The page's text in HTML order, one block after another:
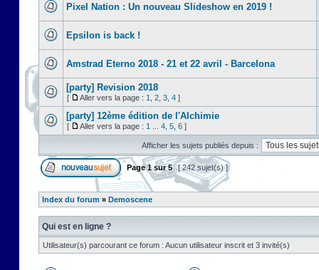
Pixel Nation : Un nouveau Slideshow en 2019 !
Epsilon is back !
Amstrad Eterno 2018 - 21 et 22 avril - Barcelona
[party] Revision 2018
[ Aller vers la page : 1 2 3 4 ]
[party] 12ème édition de l'Alchimie
[ Aller vers la page : 1 4 5 6 ]
Afficher les sujets publiés depuis :
Page1sur5 [ 242 sujet(s) ]
Index du forum » Demoscene
Qui est en ligne ?
Utilisateur(s) parcourant ce forum : Aucun utilisateur inscrit et 3 invité(s)